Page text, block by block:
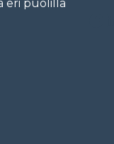
eri puolilla